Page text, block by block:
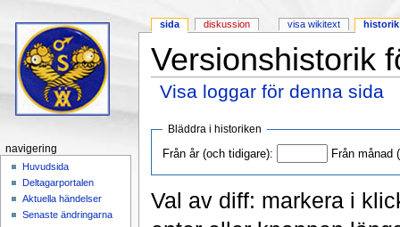
Versionshistorik
Visa loggar för denna sida
Bläddra i historiken
Från år (och tidigare): Från månad
Val av diff: markera i
sida diskussion visa wikitext historik
navigering
Huvudsida
Deltagarportalen
Aktuella händelser
Senaste ändringarna